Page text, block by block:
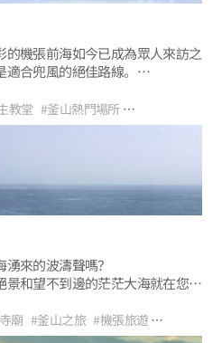
的機張前海如今已成為眾人來訪之
合兜風的絕佳路線。
城天主教堂。
教堂 #釜山熱門場所
線 #機張竹城天主教堂 #大海風景
來的波濤聲嗎？
和望不到邊的茫茫大海就在您眼
景之地--海東龍宮寺吧。
廟 #釜山之旅 #機張旅遊
勝 #海岸散步路 #海波朗路